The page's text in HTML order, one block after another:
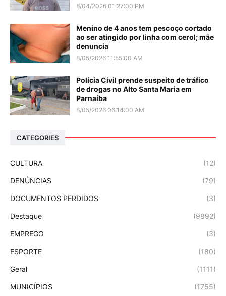
8/04/2026 01:27:00 PM
Menino de 4 anos tem pescoço cortado
ao ser atingido por linha com cerol; mãe
denuncia
8/05/2026 11:55:00 AM
Polícia Civil prende suspeito de tráfico
de drogas no Alto Santa Maria em
Parnaíba
8/05/2026 06:14:00 AM
CATEGORIES
CULTURA (12)
DENÚNCIAS (79)
DOCUMENTOS PERDIDOS (3)
Destaque (9892)
EMPREGO (3)
ESPORTE (180)
Geral (1111)
MUNICÍPIOS (1755)